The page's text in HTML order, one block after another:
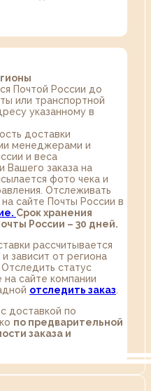
Почтой России до
или транспортной
указанному в
доставки
менеджерами и
и веса
Вашего заказа на
фото чека и
Отслеживать
сайте Почты России в
Срок хранения
России – 30 дней.
рассчитывается
зависит от региона
статус
сайте компании
отследить заказ
доставкой по
по предварительной
заказа и